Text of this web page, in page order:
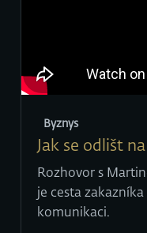
Byznys
Jak se odlišt
Rozhovor s
je cesta
komunikaci.